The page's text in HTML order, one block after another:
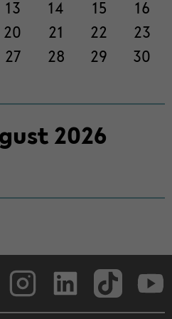
13 14 15
16
20 21 22
23
27 28 29
30
2026
Face­book